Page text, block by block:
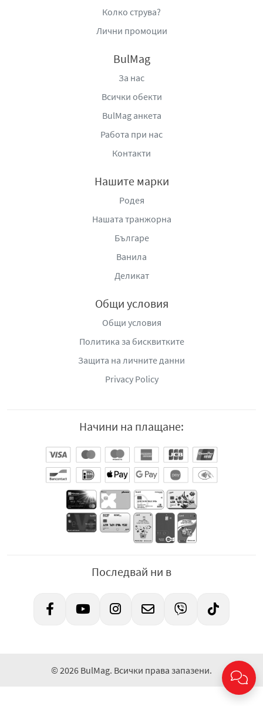
Колко струва?
Лични промоции
BulMag
За нас
Всички обекти
BulMag анкета
Работа при нас
Контакти
Нашите марки
Родея
Нашата транжорна
Българе
Ванила
Деликат
Общи условия
Общи условия
Политика за бисквитките
Защита на личните данни
Privacy Policy
Начини на плащане:
Последвай ни в
© 2026 BulMag. Всички права запазени.